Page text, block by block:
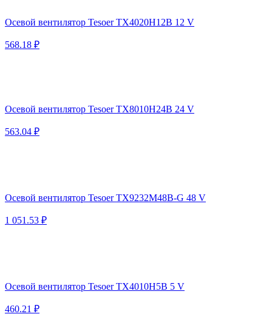
Осевой вентилятор Tesoer TX4020H12B 12 V
568.18 ₽
Осевой вентилятор Tesoer TX8010H24B 24 V
563.04 ₽
Осевой вентилятор Tesoer TX9232M48B-G 48 V
1 051.53 ₽
Осевой вентилятор Tesoer TX4010H5B 5 V
460.21 ₽